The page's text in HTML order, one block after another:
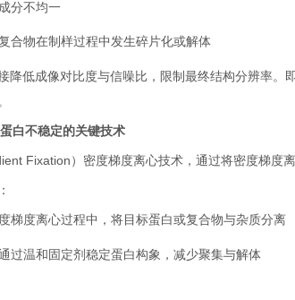
分不均一
合物在制样过程中发生碎片化或解体
降低成像对比度与信噪比，限制最终结构分辨率
蛋白不稳定的关键技术
Fixation）密度梯度离心技术，通过将密度梯度
梯度离心过程中，将目标蛋白或复合物与杂质分离
过温和固定剂稳定蛋白构象，减少聚集与解体